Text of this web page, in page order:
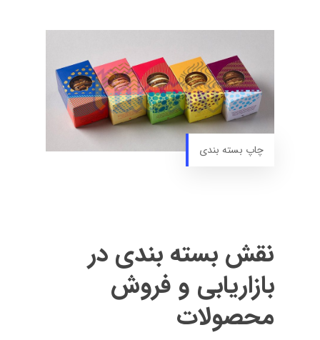
چاپ بسته بندی
نقش بسته بندی در
بازاریابی و فروش
محصولات